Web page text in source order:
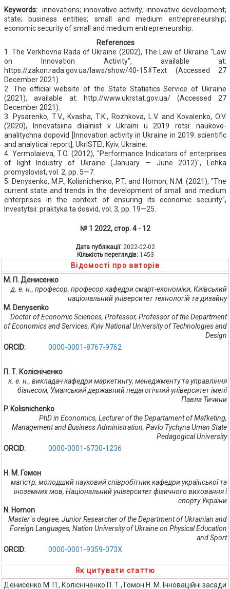
Keywords: innovations; innovative activity; innovative development;
state; business entities; small and medium entrepreneurship;
economic security of small and medium entrepreneurship.
References
1. The Verkhovna Rada of Ukraine (2002), The Law of Ukraine "Law
on Innovation Activity", available at:
https://zakon.rada.gov.ua/laws/show/40-15#Text (Accessed 27
December 2021).
2. The official website of the State Statistics Service of Ukraine
(2021), available at: http://www.ukrstat.gov.ua/ (Accessed 27
December 2021).
3. Pysarenko, T.V., Kvasha, T.K., Rozhkova, L.V. and Kovalenko, O.V.
(2020), Innovatsiina diialnist v Ukraini u 2019 rotsi: naukovo-
analitychna dopovid [Innovation activity in Ukraine in 2019: scientific
and analytical report], UkrISTEI, Kyiv, Ukraine.
4. Yermolaieva, T.O. (2012), "Performance Indicators of enterprises
of light Industry of Ukraine (January — June 2012)", Lehka
promyslovist, vol. 2, pp. 5—7.
5. Denysenko, M.P., Kolisnichenko, P.T. and Homon, N.M. (2021), "The
current state and trends in the development of small and medium
enterprises in the context of ensuring its economic security",
Investytsii: praktyka ta dosvid, vol. 3, pp. 19—25.
№ 1 2022, стор. 4 - 12
Дата публікації: 2022-02-02
Кількість переглядів: 1453
Відомості про авторів
М. П. Денисенко
д. е. н., професор, професор кафедри смарт-економіки, Київський
національний університет технологій та дизайну
M. Denysenko
Doctor of Economic Sciences, Professor, Professor of the Department
of Economics and Services, Kyiv National University of Technologies and
Design
ORCID:
0000-0001-8767-9762
П. Т. Колісніченко
к. е. н., викладач кафедри маркетингу, менеджменту та управління
бізнесом, Уманський державний педагогічний університет імені
Павла Тичини
P. Kolisnichenko
PhD in Economics, Lecturer of the Departament of Mafketing,
Management and Business Administration, Pavlo Tychyna Uman State
Pedagogical University
ORCID:
0000-0001-6730-1236
Н. М. Гомон
магістр, молодший науковий співробітник кафедри української та
іноземних мов, Національний університет фізичного виховання і
спорту України
N. Homon
Master`s degree, Junior Researcher of the Department of Ukrainian and
Foreign Languages, Nation University of Ukraine on Physical Education
and Sport
ORCID:
0000-0001-9359-073X
Як цитувати статтю
Денисенко М. П., Колісніченко П. Т., Гомон Н. М. Інноваційні засади